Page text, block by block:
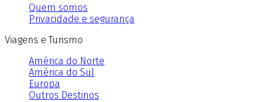
Quem somos
Privacidade e segurança
Viagens e Turismo
América do Norte
América do Sul
Europa
Outros Destinos